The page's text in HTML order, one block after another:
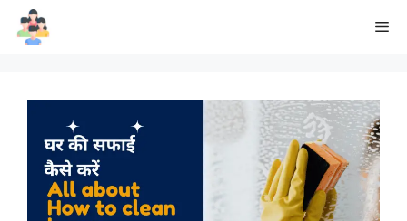
Skip